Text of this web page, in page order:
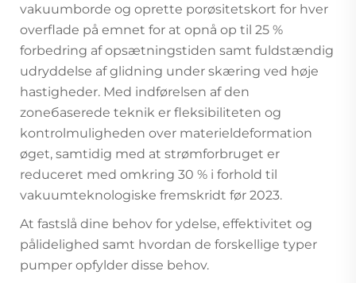
vakuumborde og oprette porøsitetskort for hver
overflade på emnet for at opnå op til 25 %
forbedring af opsætningstiden samt fuldstændig
udryddelse af glidning under skæring ved høje
hastigheder. Med indførelsen af den
zonебaserede teknik er fleksibiliteten og
kontrolmuligheden over materieldeformation
øget, samtidig med at strømforbruget er
reduceret med omkring 30 % i forhold til
vakuumteknologiske fremskridt før 2023.
At fastslå dine behov for ydelse, effektivitet og
pålidelighed samt hvordan de forskellige typer
pumper opfylder disse behov.